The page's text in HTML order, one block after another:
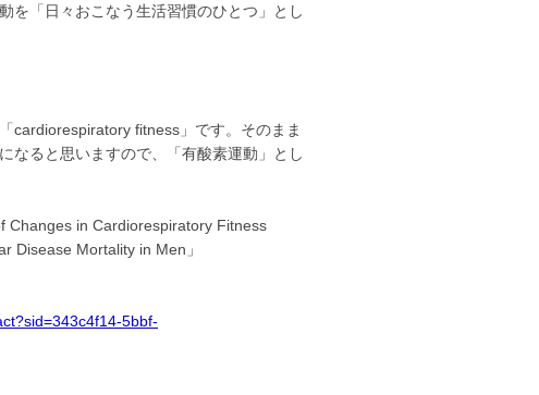
を「日々おこなう生活習慣のひとつ」とし
cardiorespiratory fitness」です。そのまま
なると思いますので、「有酸素運動」とし
in Cardiorespiratory Fitness
Disease Mortality in Men」
5bbf-